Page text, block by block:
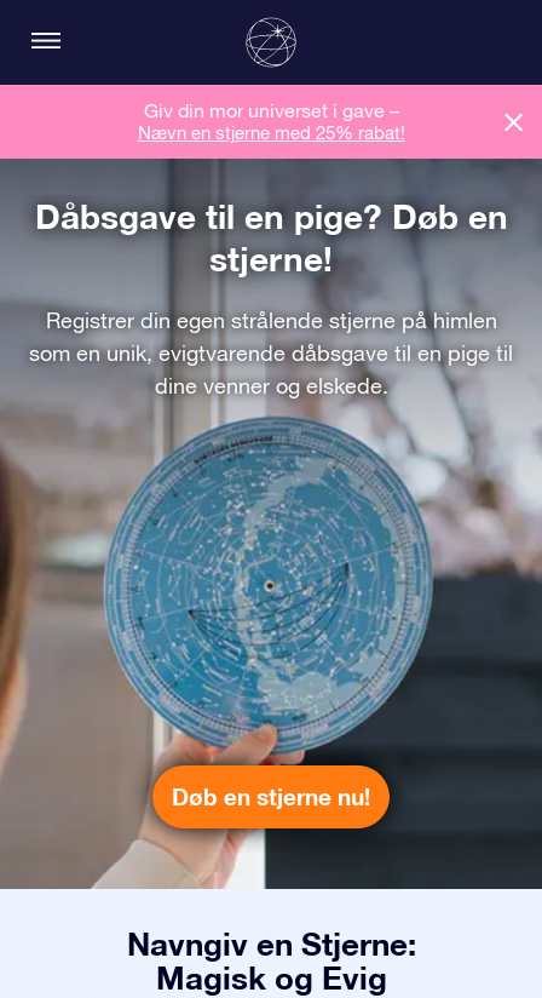
Giv din mor universet i gave –
Nævn en stjerne med 25% rabat!
Dåbsgave til en pige? Døb en
stjerne!
Registrer din egen strålende stjerne på himlen
som en unik, evigtvarende dåbsgave til en pige til
dine venner og elskede.
Døb en stjerne nu!
Navngiv en Stjerne:
Magisk og Evig